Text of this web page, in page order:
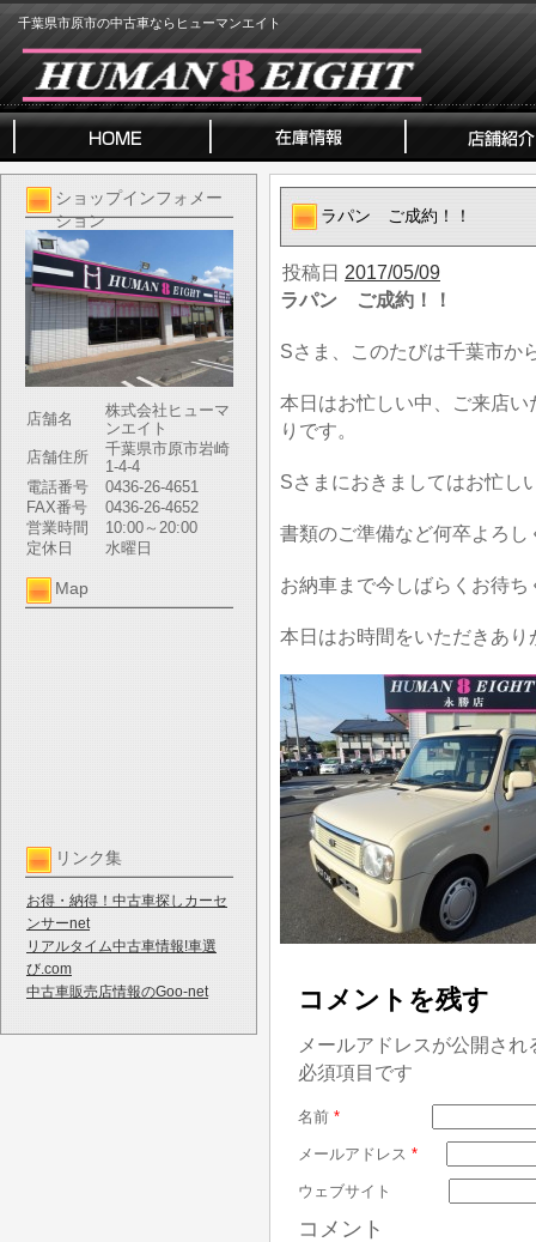
千葉県市原市の中古車ならヒューマンエイト
ショップインフォメー
ション
店舗名
株式会社ヒューマ
ンエイト
店舗住所
千葉県市原市岩崎
1-4-4
電話番号
0436-26-4651
FAX番号
0436-26-4652
営業時間
10:00～20:00
定休日
水曜日
Map
リンク集
お得・納得！中古車探しカーセ
ンサーnet
リアルタイム中古車情報!車選
び.com
中古車販売店情報のGoo-net
ラパン ご成約！！
投稿日 2017/05/09
ラパン ご成約！！
Sさま、このたびは千葉市か
本日はお忙しい中、ご来店
りです。
Sさまにおきましてはお忙し
書類のご準備など何卒よろ
お納車まで今しばらくお待ち
本日はお時間をいただきあ
コメントを残す
メールアドレスが公開さ
必須項目です
名前 *
メールアドレス *
ウェブサイト
コメント